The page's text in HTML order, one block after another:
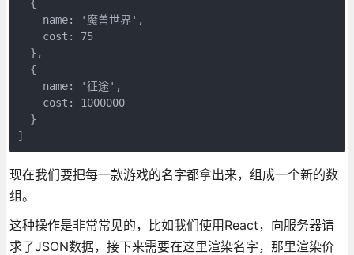
  {
    name: '魔兽世界',
    cost: 75
  },
  {
    name: '征途',
    cost: 1000000
  }
现在我们要把每一款游戏的名字都拿出来，组成一个新的数
组。
这种操作是非常常见的，比如我们使用React，向服务器请
求了JSON数据，接下来需要在这里渲染名字，那里渲染价